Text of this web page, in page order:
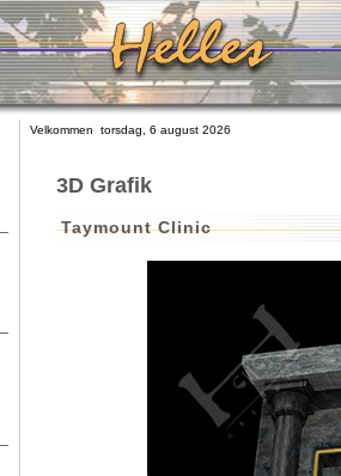
Velkommen torsdag, 6 august 2026
3D Grafik
Taymount Clinic